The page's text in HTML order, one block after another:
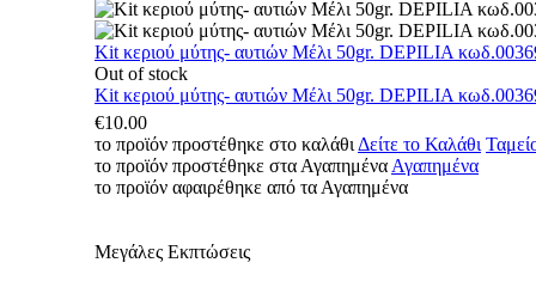
Kit κεριού μύτης- αυτιών Μέλι 50gr. DEPILIA
Out of stock
Kit κεριού μύτης- αυτιών Μέλι 50gr. DEPILIA
€10.00
το προϊόν προστέθηκε στο καλάθι Δείτε το Καλάθι
το προϊόν προστέθηκε στα Αγαπημένα Αγαπημένα
το προϊόν αφαιρέθηκε από τα Αγαπημένα
Μεγάλες Εκπτώσεις